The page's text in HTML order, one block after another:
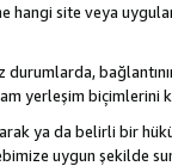
hangi site veya
durumlarda,
yerleşim biçimlerini
ya da belirli bir
uygun şekilde